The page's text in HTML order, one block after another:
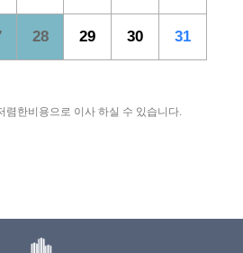
28 29 30 31
한비용으로 이사 하실 수 있습니다.